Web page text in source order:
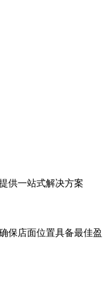
供一站式解决方案
保店面位置具备最佳盈